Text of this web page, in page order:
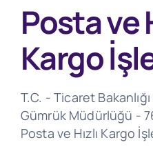
Posta ve
Kargo
T.C. - Ticaret
Gümrük Müdürlüğü -
Posta ve Hızlı Kargo